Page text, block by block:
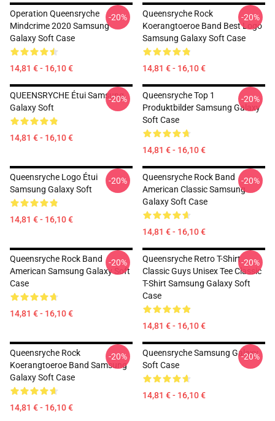
Operation Queensryche
Mindcrime 2020 Samsung
Galaxy Soft Case
14,81 € - 16,10 €
-20%
Queensryche Rock
Koerangtoeroe Band Best Logo
Samsung Galaxy Soft Case
14,81 € - 16,10 €
-20%
QUEENSRYCHE Étui Samsung
Galaxy Soft
14,81 € - 16,10 €
-20%
Queensryche Top 1
Produktbilder Samsung Galaxy
Soft Case
14,81 € - 16,10 €
-20%
Queensryche Logo Étui
Samsung Galaxy Soft
14,81 € - 16,10 €
-20%
Queensryche Rock Band
American Classic Samsung
Galaxy Soft Case
14,81 € - 16,10 €
-20%
Queensryche Rock Band
American Samsung Galaxy Soft
Case
14,81 € - 16,10 €
-20%
Queensryche Retro T-Shirt
Classic Guys Unisex Tee Classic
T-Shirt Samsung Galaxy Soft
Case
14,81 € - 16,10 €
-20%
Queensryche Rock
Koerangtoeroe Band Samsung
Galaxy Soft Case
14,81 € - 16,10 €
-20%
Queensryche Samsung Galaxy
Soft Case
14,81 € - 16,10 €
-20%